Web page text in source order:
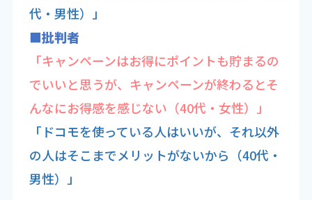
代・男性）」
■批判者
「キャンペーンはお得にポイントも貯まるの
でいいと思うが、キャンペーンが終わるとそ
んなにお得感を感じない（40代・女性）」
「ドコモを使っている人はいいが、それ以外
の人はそこまでメリットがないから（40代・
男性）」